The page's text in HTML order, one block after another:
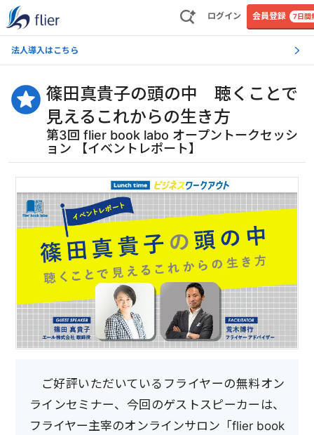
ログイン 会員登録 7日間
法人導入はこちら
篠田真貴子の頭の中 聴くことで
見えるこれからの生き方
第3回 flier book labo オープントークセッシ
ョン 【イベントレポート】
ご好評いただいているフライヤーの無料オン
ラインセミナー、今回のゲストスピーカーは、
フライヤー主宰のオンラインサロン「flier book